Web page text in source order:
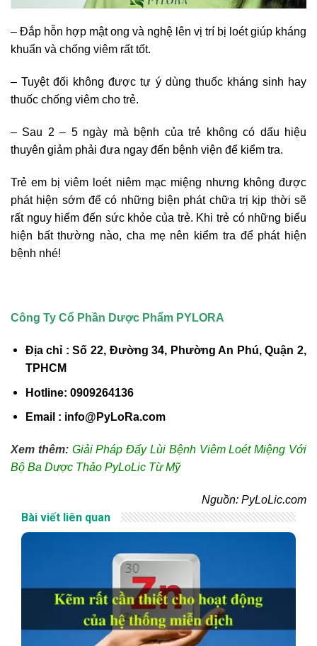
– Đắp hỗn hợp mật ong và nghệ lên vị trí bị loét giúp kháng
khuẩn và chống viêm rất tốt.
– Tuyệt đối không được tự ý dùng thuốc kháng sinh hay
thuốc chống viêm cho trẻ.
– Sau 2 – 5 ngày mà bệnh của trẻ không có dấu hiệu
thuyên giảm phải đưa ngay đến bệnh viện để kiểm tra.
Trẻ em bị viêm loét niêm mạc miệng nhưng không được
phát hiện sớm để có những biện phát chữa trị kịp thời sẽ
rất nguy hiểm đến sức khỏe của trẻ. Khi trẻ có những biểu
hiện bất thường nào, cha mẹ nên kiểm tra để phát hiện
bệnh nhé!
Công Ty Cổ Phần Dược Phẩm PYLORA
Địa chỉ : Số 22, Đường 34, Phường An Phú, Quận 2,
TPHCM
Hotline: 0909264136
Email : info@PyLoRa.com
Xem thêm: Giải Pháp Đấy Lùi Bệnh Viêm Loét Miệng Với
Bộ Ba Dược Thảo PyLoLic Từ Mỹ
Nguồn: PyLoLic.com
Bài viết liên quan